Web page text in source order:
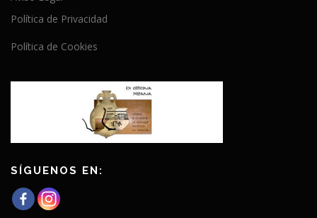
Política de Privacidad
Política de Cookies
SÍGUENOS EN: